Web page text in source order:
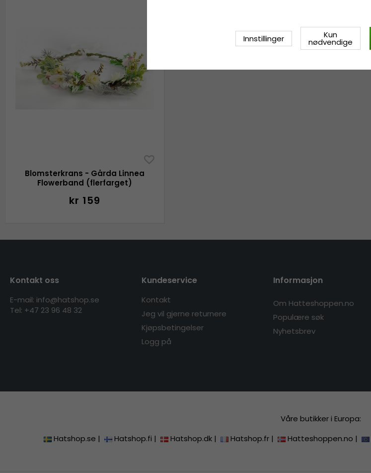
Blomsterkrans - Gårda Linnea
Flowerband (flerfarget)
kr 159
Kontakt oss
E-mail: info@hatshop.se
Tel: +47 23 96 48 32
Kundeservice
Kontakt
Jeg vil gjerne returnere
Kjøpsbetingelser
Logg på
Informasjon
Om Hatteshoppen.no
Populære søk
Nyhetsbrev
Våre butikker i Europa:
Hatshop.se | Hatshop.fi | Hatshop.dk | Hatshop.fr | Hatteshoppen.no |
Innstillinger Kun
nødvendige